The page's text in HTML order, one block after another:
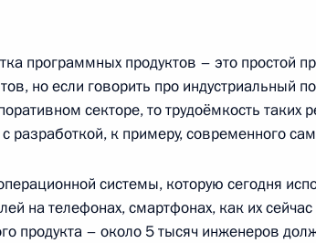
связи и массовых коммуникаций
Кремль
Владимирской области
программных продуктов – это простой
но если говорить про индустриальный
секторе, то трудоёмкость таких
разработкой, к примеру, современного
системы, которую сегодня
на телефонах, смартфонах, как их
продукта – около 5 тысяч инженеров